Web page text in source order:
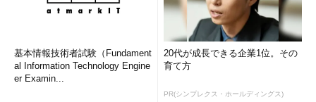
基本情報技術者試験（Fundament
al Information Technology Engine
er Examin...
20代が成長できる企業1位。その
育て方
PR(シンプレクス・ホールディングス)